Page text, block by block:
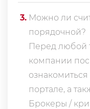
3. Можно ли
порядочной?
Перед любой
компании
портале, а
Брокеры /